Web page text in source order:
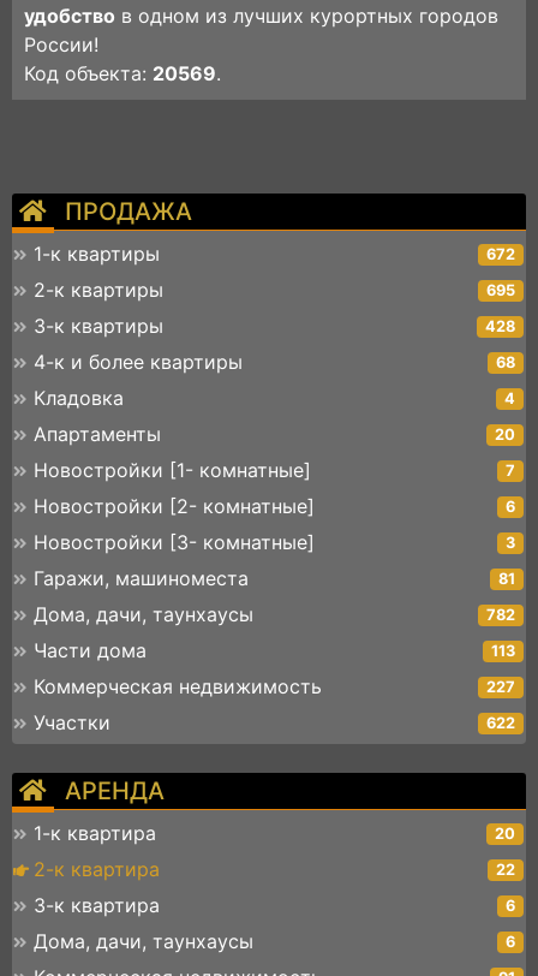
ПРОДАЖА
1-к квартиры 672
2-к квартиры 695
3-к квартиры 428
4-к и более квартиры 68
Кладовка 4
Апартаменты 20
Новостройки [1- комнатные] 7
Новостройки [2- комнатные] 6
Новостройки [3- комнатные] 3
Гаражи, машиноместа 81
Дома, дачи, таунхаусы 782
Части дома 113
Коммерческая недвижимость 227
Участки 622
АРЕНДА
1-к квартира 20
2-к квартира 22
3-к квартира 6
Дома, дачи, таунхаусы 6
удобство в одном из лучших курортных городов
России!
Код объекта: 20569.